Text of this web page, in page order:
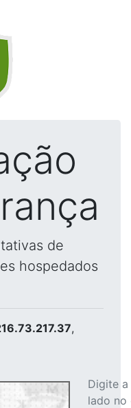
de
hospedados
,
Digite
lado no